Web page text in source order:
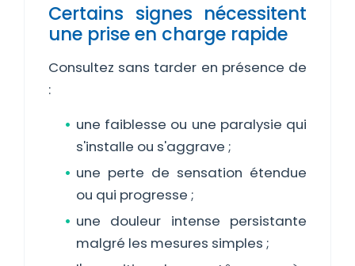
Certains signes nécessitent
une prise en charge rapide
Consultez sans tarder en présence de
:
une faiblesse ou une paralysie qui
s'installe ou s'aggrave ;
une perte de sensation étendue
ou qui progresse ;
une douleur intense persistante
malgré les mesures simples ;